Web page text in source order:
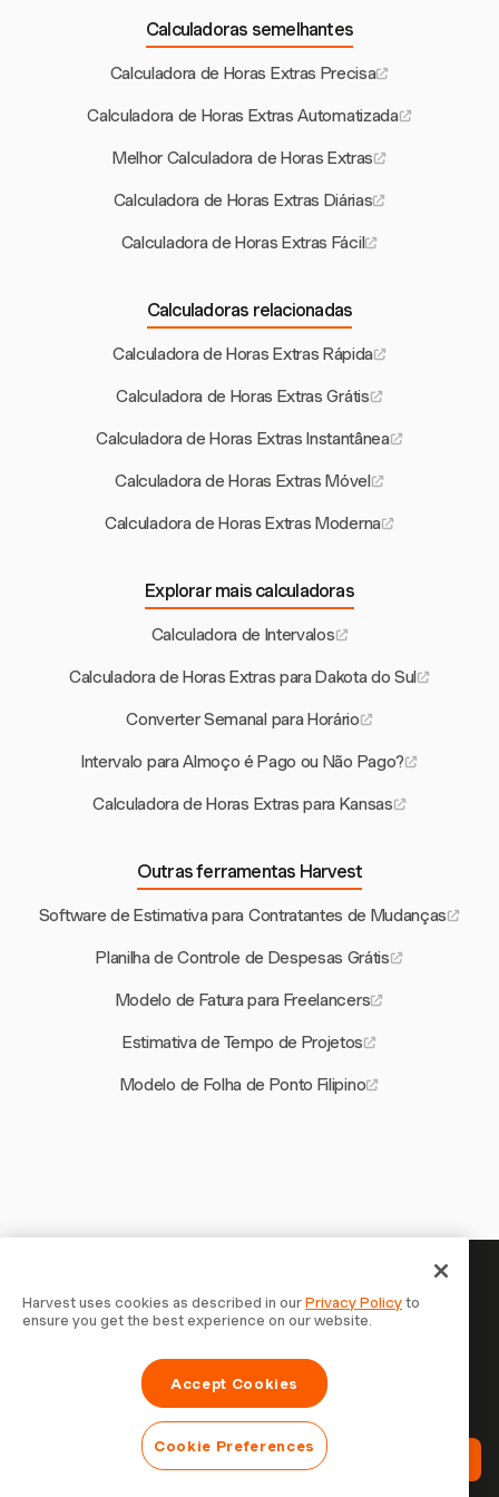
Calculadoras semelhantes
Calculadora de Horas Extras Precisa
Calculadora de Horas Extras Automatizada
Melhor Calculadora de Horas Extras
Calculadora de Horas Extras Diárias
Calculadora de Horas Extras Fácil
Calculadoras relacionadas
Calculadora de Horas Extras Rápida
Calculadora de Horas Extras Grátis
Calculadora de Horas Extras Instantânea
Calculadora de Horas Extras Móvel
Calculadora de Horas Extras Moderna
Explorar mais calculadoras
Calculadora de Intervalos
Calculadora de Horas Extras para Dakota do Sul
Converter Semanal para Horário
Intervalo para Almoço é Pago ou Não Pago?
Calculadora de Horas Extras para Kansas
Outras ferramentas Harvest
Software de Estimativa para Contratantes de Mudanças
Planilha de Controle de Despesas Grátis
Modelo de Fatura para Freelancers
Estimativa de Tempo de Projetos
Modelo de Folha de Ponto Filipino
Seu tempo merece ser
registrado — comece agora
Junte-se a mais de 70.000 empresas que controlam o
tempo, faturam clientes e recebem mais rápido com
Teste Harvest Grátis
Harvest uses cookies as described in ourPrivacy Policyto
ensure you get the best experience on our website.
Accept Cookies
Cookie Preferences